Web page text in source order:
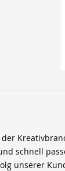
schnell
unserer